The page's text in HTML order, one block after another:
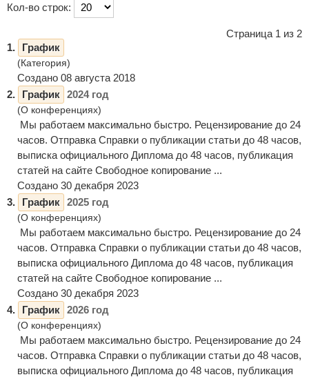
Кол-во строк:
Страница 1 из 2
1.
График
(Категория)
Создано 08 августа 2018
2.
График 2024 год
(О конференциях)
Мы работаем максимально быстро. Рецензирование до 24
часов. Отправка Справки о публикации статьи до 48 часов,
выписка официального Диплома до 48 часов, публикация
статей на сайте Свободное копирование ...
Создано 30 декабря 2023
3.
График 2025 год
(О конференциях)
Мы работаем максимально быстро. Рецензирование до 24
часов. Отправка Справки о публикации статьи до 48 часов,
выписка официального Диплома до 48 часов, публикация
статей на сайте Свободное копирование ...
Создано 30 декабря 2023
4.
График 2026 год
(О конференциях)
Мы работаем максимально быстро. Рецензирование до 24
часов. Отправка Справки о публикации статьи до 48 часов,
выписка официального Диплома до 48 часов, публикация